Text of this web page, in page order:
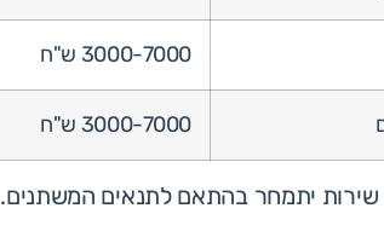
3000-7000 ש"ח
3000-7000 ש"ח
שירות יתמחר בהתאם לתנאים המשתנים.